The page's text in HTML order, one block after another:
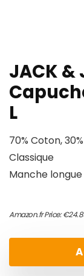
JACK &
L
70% Coton,
Classique
Manche longue
Amazon.fr Price:€